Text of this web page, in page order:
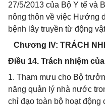
27/5/2013 của Bộ Y tế và
nông thôn về việc Hướng
bệnh lây truyền từ động
Chương IV: TRÁCH
Điều 14. Trách nhiệm
1. Tham mưu cho Bộ
năng quản lý nhà nước
chỉ đạo toàn bộ hoạt động